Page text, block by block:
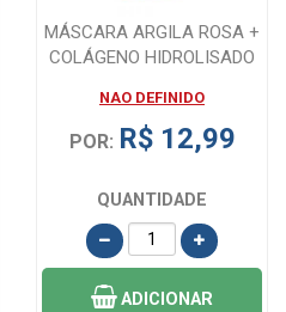
MÁSCARA ARGILA ROSA +
COLÁGENO HIDROLISADO
NAO DEFINIDO
POR: R$ 12,99
QUANTIDADE
ADICIONAR